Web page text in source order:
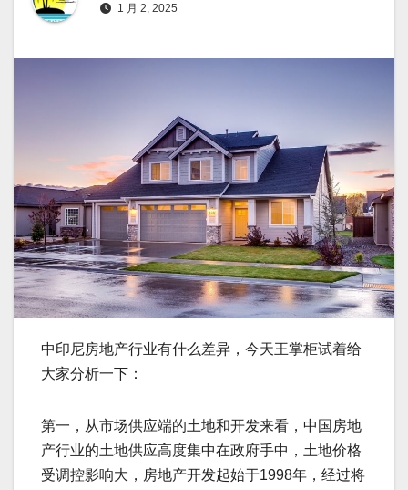
1 月 2, 2025
中印尼房地产行业有什么差异，今天王掌柜试着给
大家分析一下：
第一，从市场供应端的土地和开发来看，中国房地
产行业的土地供应高度集中在政府手中，土地价格
受调控影响大，房地产开发起始于1998年，经过将